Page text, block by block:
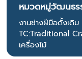
หมวดหมู่วัฒนธร
งานช่างฝีมือดั้งเดิม
TC:Traditional
เครื่องไม้